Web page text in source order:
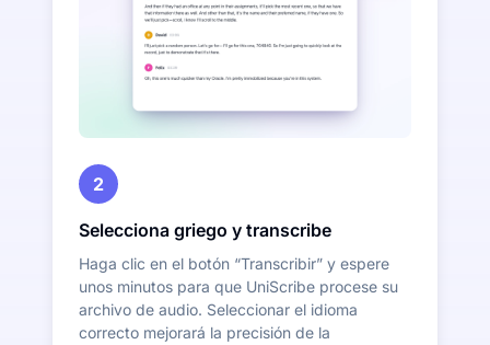
2
Selecciona griego y transcribe
Haga clic en el botón “Transcribir” y espere
unos minutos para que UniScribe procese su
archivo de audio. Seleccionar el idioma
correcto mejorará la precisión de la